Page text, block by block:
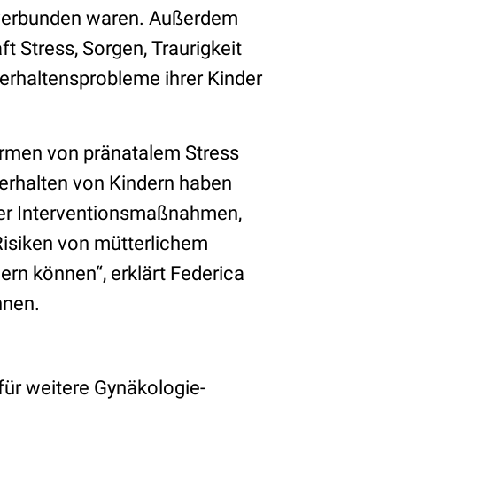
waren. Außerdem
Stress, Sorgen, Traurigkeit
ihrer Kinder
von pränatalem Stress
von Kindern haben
Interventionsmaßnahmen,
von mütterlichem
können“, erklärt Federica
weitere Gynäkologie-